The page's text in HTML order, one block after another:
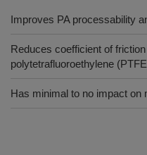
Improves PA processability
Reduces coefficient of
polytetrafluoroethylene
Has minimal to no impact on